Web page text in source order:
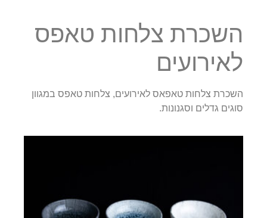
השכרת צלחות טאפס
לאירועים
השכרת צלחות טאפאס לאירועים, צלחות טאפס במגוון
סוגים גדלים וסגנונות.